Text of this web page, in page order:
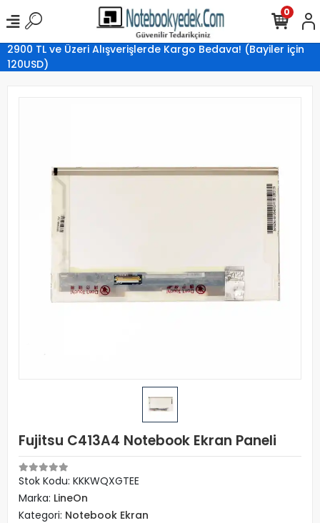
2900 TL ve Üzeri Alışverişlerde Kargo Bedava! (Bayiler için
120USD)
0
Fujitsu C413A4 Notebook Ekran Paneli
Stok Kodu: KKKWQXGTEE
Marka: LineOn
Kategori: Notebook Ekran